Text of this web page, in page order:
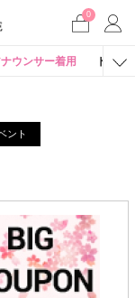
0
ウンサー着用 トップ
ント